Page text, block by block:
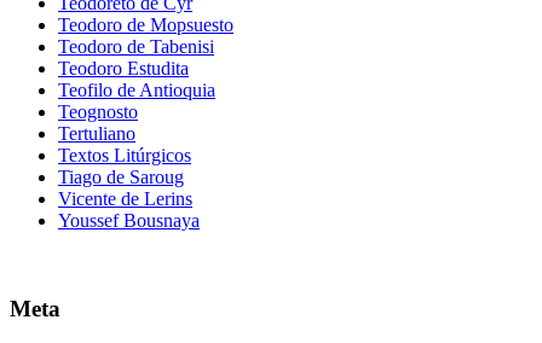
Teodoro de Mopsuesto
Teodoro de Tabenisi
Teodoro Estudita
Teofilo de Antioquia
Teognosto
Tertuliano
Textos Litúrgicos
Tiago de Saroug
Vicente de Lerins
Youssef Bousnaya
Meta